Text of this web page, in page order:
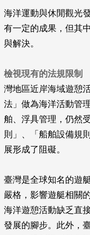
海洋運動與休閒觀光
有一定的成果，但其
與解決。
檢視現有的法規限制
灣地區近岸海域遊憩
法」做為海洋活動管
舶、浮具管理，仍然
則」、「船舶設備規
展形成了阻礙。
臺灣是全球知名的遊
嚴格，影響遊艇相關
海洋遊憩活動缺乏直
發展的腳步。此外，